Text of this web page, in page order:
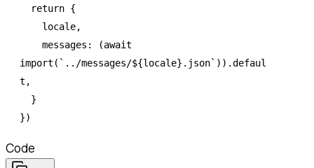
  return
{
    locale
,
    messages
: (await
import ( `../messages/${locale} .json` )).defaul
t ,
  }
})
Code